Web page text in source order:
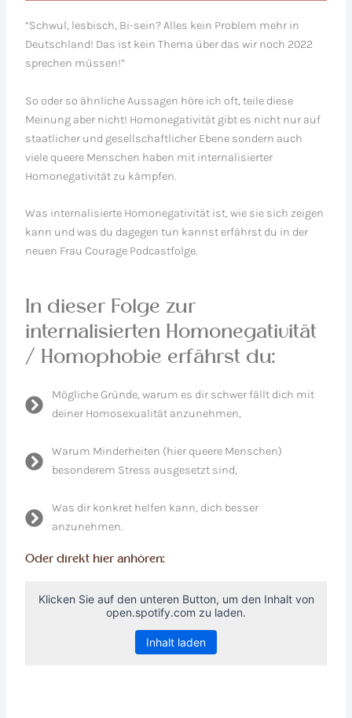
“Schwul, lesbisch, Bi-sein? Alles kein Problem mehr in
Deutschland! Das ist kein Thema über das wir noch 2022
sprechen müssen!”
So oder so ähnliche Aussagen höre ich oft, teile diese
Meinung aber nicht! Homonegativität gibt es nicht nur auf
staatlicher und gesellschaftlicher Ebene sondern auch
viele queere Menschen haben mit internalisierter
Homonegativität zu kämpfen.
Was internalisierte Homonegativität ist, wie sie sich zeigen
kann und was du dagegen tun kannst erfährst du in der
neuen Frau Courage Podcastfolge.
In dieser Folge zur
internalisierten Homonegativität
/ Homophobie erfährst du:
Mögliche Gründe, warum es dir schwer fällt dich mit
deiner Homosexualität anzunehmen,
Warum Minderheiten (hier queere Menschen)
besonderem Stress ausgesetzt sind,
Was dir konkret helfen kann, dich besser
anzunehmen.
Oder direkt hier anhören:
Klicken Sie auf den unteren Button, um den Inhalt von
open.spotify.com zu laden.
Inhalt laden